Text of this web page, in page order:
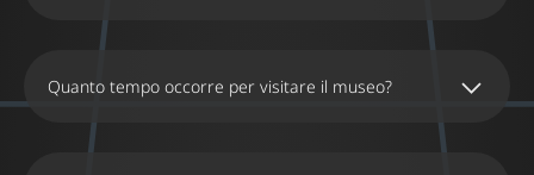
Quanto tempo occorre per visitare il museo?